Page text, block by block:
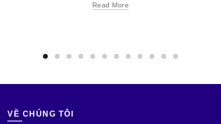
Read More
VỀ CHÚNG TÔI